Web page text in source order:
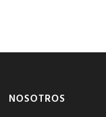
NOSOTROS